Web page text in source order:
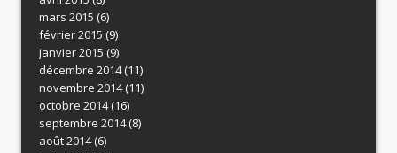
mars 2015 (6)
février 2015 (9)
janvier 2015 (9)
décembre 2014(11)
novembre 2014(11)
octobre 2014(16)
septembre 2014(8)
août 2014(6)